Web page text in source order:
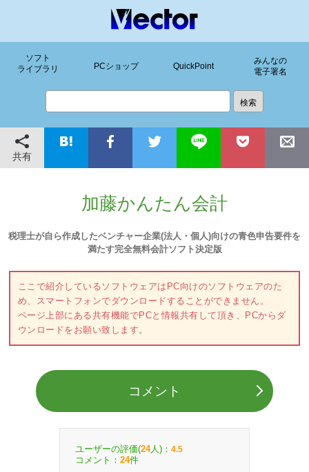
ソフト
ライブラリ
PCショップ QuickPoint
みんなの
電子署名
共有
加藤かんたん会計
税理士が自ら作成したベンチャー企業(法人・個人)向けの青色申告要件を
満たす完全無料会計ソフト決定版
ここで紹介しているソフトウェアはPC向けのソフトウェアのた
め、スマートフォンでダウンロードすることができません。
ページ上部にある共有機能でPCと情報共有して頂き、PCからダ
ウンロードをお願い致します。
コメント
ユーザーの評価(24人)： 4.5
コメント： 24件